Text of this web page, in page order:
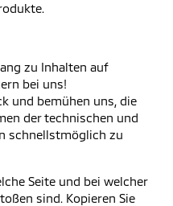
zu Inhalten auf
bei uns!
und bemühen uns, die
der technischen und
schnellstmöglich zu
Seite und bei welcher
sind. Kopieren Sie